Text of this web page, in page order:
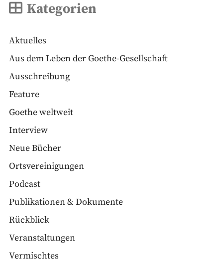
Kategorien
Aktuelles
Aus dem Leben der Goethe-Gesellschaft
Ausschreibung
Feature
Goethe weltweit
Interview
Neue Bücher
Ortsvereinigungen
Podcast
Publikationen & Dokumente
Rückblick
Veranstaltungen
Vermischtes